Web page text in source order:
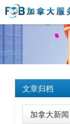
文章归档
加拿大新闻